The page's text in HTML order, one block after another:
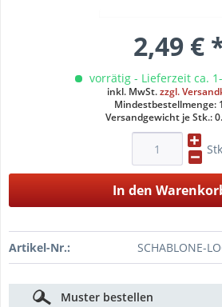
2,49 €
vorrätig - Lieferzeit ca.
inkl. MwSt.zzgl.
Mindestbestellmenge:
Versandgewicht je Stk.:
In den
Artikel-Nr.: SCHABLONE-
Muster bestellen